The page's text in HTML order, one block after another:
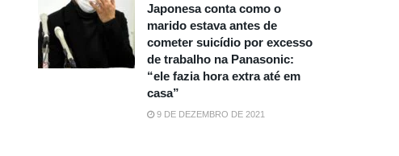
Japonesa conta como o
marido estava antes de
cometer suicídio por excesso
de trabalho na Panasonic:
“ele fazia hora extra até em
casa”
9 DE DEZEMBRO DE 2021